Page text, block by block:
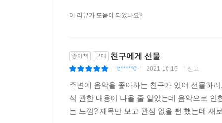
이 리뷰가 도움이 되었나요?
종이책 구매 친구에게 선물
b*****0 2021-10-15 신고
주변에 음악을 좋아하는 친구가 있어 선물하
식 관한 내용이 나올 줄 알았는데 음악으로
는 느낌? 제목만 보고 관심 없을 뻔 했는데 새